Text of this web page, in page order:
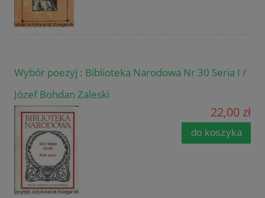
Wybór poezyj : Biblioteka Narodowa Nr 30 Seria I /
Józef Bohdan Zaleski
22,00 zł
do koszyka